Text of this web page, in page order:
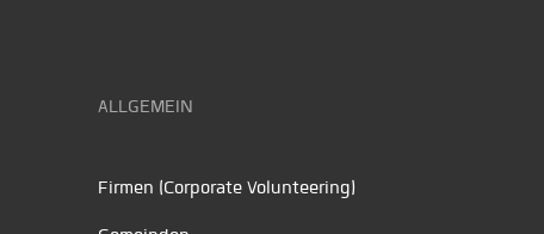
ALLGEMEIN
Firmen (Corporate Volunteering)